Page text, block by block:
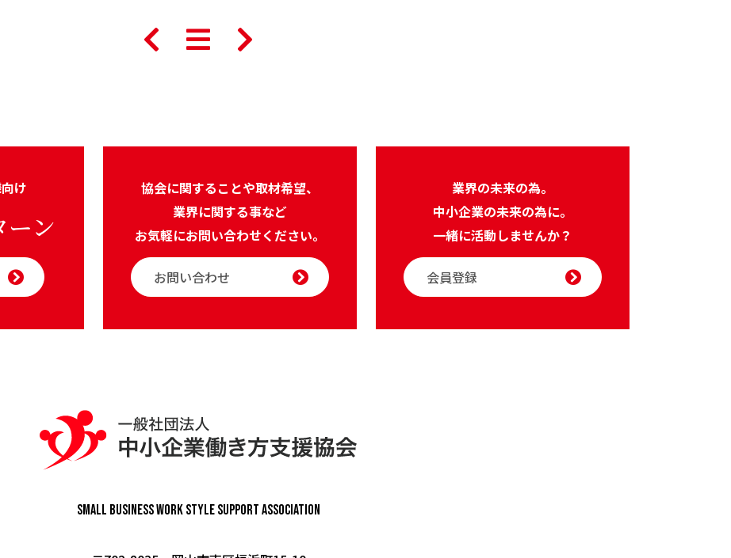
け
ン
協会に関することや取材希望、
業界に関する事など
お気軽にお問い合わせください。
お問い合わせ
業界の未来の為。
中小企業の未来の為に。
一緒に活動しませんか？
会員登録
Small Business Work StyleSupport Association